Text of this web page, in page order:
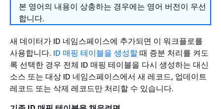
본 영어의 내용이 상충하는 경우에는 영어 버전이 우선
합니다.
새 데이터가 ID 네임스페이스에 추가되면 이 워크플로를
사용합니다. ID 매핑 테이블을 생성할 때 증분 처리를 켜도
록 선택한 경우 전체 ID 매핑 테이블을 다시 생성하는 대신
소스 또는 대상 ID 네임스페이스에서 새 레코드, 업데이트
레코드 또는 삭제 레코드만 처리할 수 있습니다.